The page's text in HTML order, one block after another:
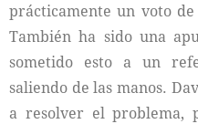
prácticamente un voto
También ha sido una
sometido esto a un
saliendo de las manos.
a resolver el problema,